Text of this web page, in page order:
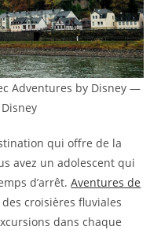
Adventures by Disney —
qui offre de la
avez un adolescent qui
d’arrêt.Aventures de
croisières fluviales
dans chaque